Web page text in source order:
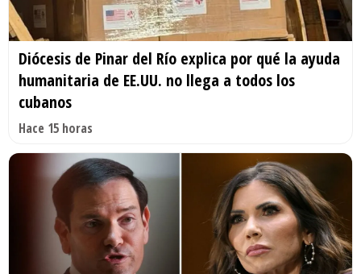
Diócesis de Pinar del Río explica por qué la ayuda
humanitaria de EE.UU. no llega a todos los
cubanos
Hace 15 horas